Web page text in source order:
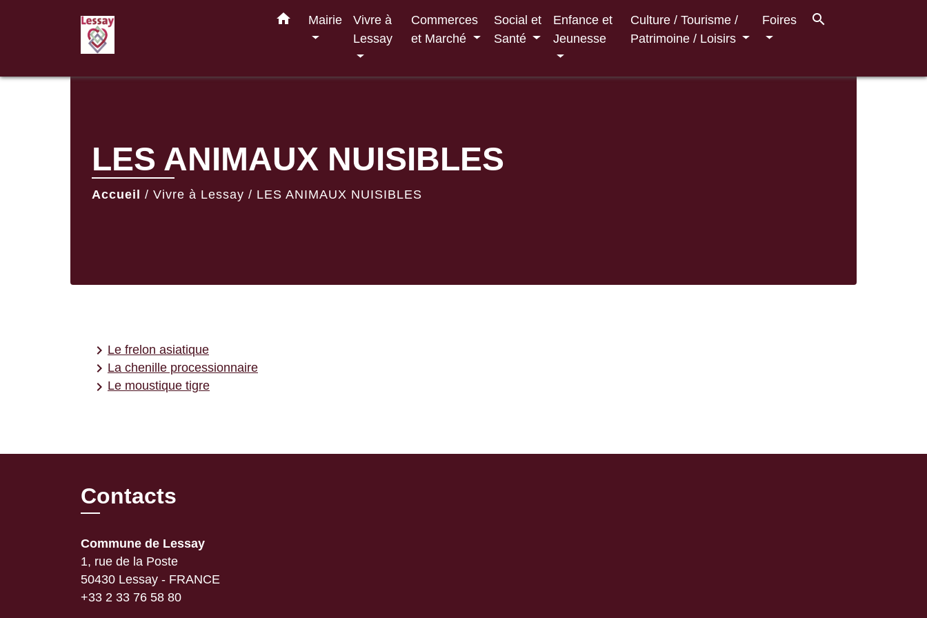
home Mairie
Vivre à
Lessay
Commerces
et Marché
Social et
Santé
Enfance et
Jeunesse
Culture / Tourisme /
Patrimoine / Loisirs
Foires search
LES ANIMAUX NUISIBLES
Accueil / Vivre à Lessay / LES ANIMAUX NUISIBLES
keyboard_arrow_right Le frelon asiatique
keyboard_arrow_right La chenille processionnaire
keyboard_arrow_right Le moustique tigre
Contacts
Commune de Lessay
1, rue de la Poste
50430 Lessay - FRANCE
+33 2 33 76 58 80